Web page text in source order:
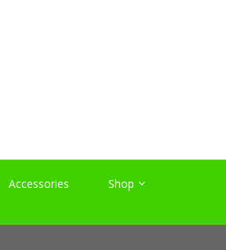
Accessories Shop